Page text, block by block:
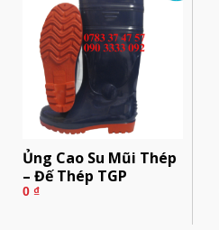
Ủng Cao Su Mũi Thép
– Đế Thép TGP
0 ₫